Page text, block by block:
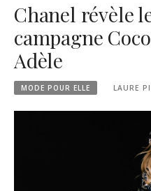
Chanel révèle
campagne
Adèle
MODE POUR ELLE LAURE